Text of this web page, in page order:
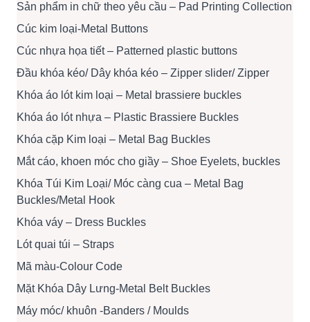
Sản phẩm in chữ theo yêu cầu – Pad Printing Collection
Cúc kim loại-Metal Buttons
Cúc nhựa họa tiết – Patterned plastic buttons
Đầu khóa kéo/ Dây khóa kéo – Zipper slider/ Zipper
Khóa áo lót kim loại – Metal brassiere buckles
Khóa áo lót nhựa – Plastic Brassiere Buckles
Khóa cặp Kim loại – Metal Bag Buckles
Mắt cáo, khoen móc cho giầy – Shoe Eyelets, buckles
Khóa Túi Kim Loại/ Móc càng cua – Metal Bag
Buckles/Metal Hook
Khóa váy – Dress Buckles
Lót quai túi – Straps
Mã màu-Colour Code
Mặt Khóa Dây Lưng-Metal Belt Buckles
Máy móc/ khuôn -Banders / Moulds